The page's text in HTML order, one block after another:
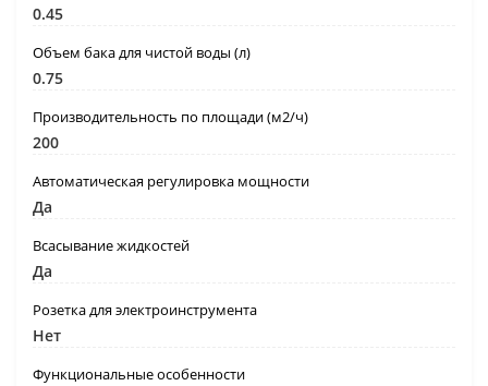
0.45
Объем бака для чистой воды (л)
0.75
Производительность по площади (м2/ч)
200
Автоматическая регулировка мощности
Да
Всасывание жидкостей
Да
Розетка для электроинструмента
Нет
Функциональные особенности